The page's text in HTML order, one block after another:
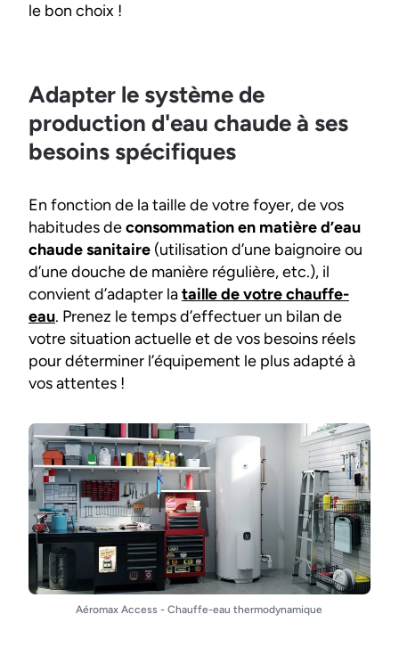
le bon choix !
Adapter le système de
production d'eau chaude à ses
besoins spécifiques
En fonction de la taille de votre foyer, de vos
habitudes deconsommation en matière d’eau
chaude sanitaire (utilisation d’une baignoire ou
d’une douche de manière régulière, etc.), il
convient d’adapter lataille de votre chauffe-
eau. Prenez le temps d’effectuer un bilan de
votre situation actuelle et de vos besoins réels
pour déterminer l’équipement le plus adapté à
vos attentes !
Aéromax Access - Chauffe-eau thermodynamique